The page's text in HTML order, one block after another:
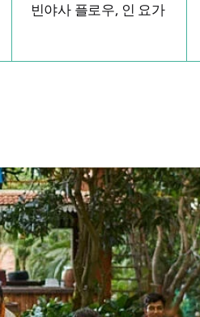
빈야사 플로우, 인 요가